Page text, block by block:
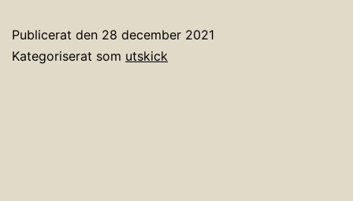
Publicerat den 28 december 2021
Kategoriserat som utskick